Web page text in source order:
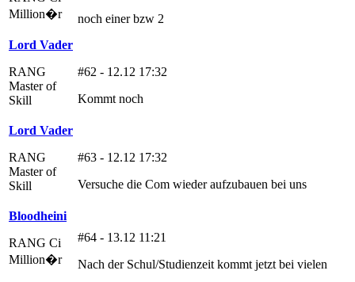
Million�r
noch einer bzw 2
Lord Vader
RANG
Master of
Skill
#62 - 12.12 17:32
Kommt noch
Lord Vader
RANG
Master of
Skill
#63 - 12.12 17:32
Versuche die Com wieder aufzubauen bei uns
Bloodheini
RANG Ci
Million�r
#64 - 13.12 11:21
Nach der Schul/Studienzeit kommt jetzt bei vielen